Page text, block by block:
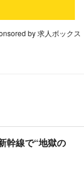
by 求人ボックス
幹線で“地獄の